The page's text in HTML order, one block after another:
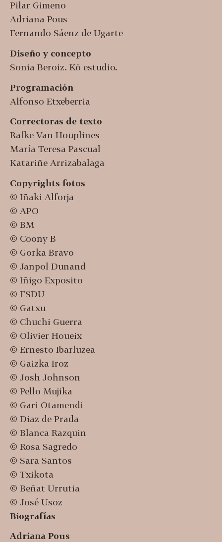
Pilar Gimeno
Adriana Pous
Fernando Sáenz de Ugarte
Diseño y concepto
Sonia Beroiz. Kö estudio.
Programación
Alfonso Etxeberria
Correctoras de texto
Rafke Van Houplines
María Teresa Pascual
Katariñe Arrizabalaga
Copyrights fotos
© Iñaki Alforja
© APO
© BM
© Coony B
© Gorka Bravo
© Janpol Dunand
© Iñigo Exposito
© FSDU
© Gatxu
© Chuchi Guerra
© Olivier Houeix
© Ernesto Ibarluzea
© Gaizka Iroz
© Josh Johnson
© Pello Mujika
© Gari Otamendi
© Diaz de Prada
© Blanca Razquin
© Rosa Sagredo
© Sara Santos
© Txikota
© Beñat Urrutia
© José Usoz
Biografías
Adriana Pous